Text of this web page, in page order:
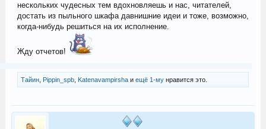
нескольких чудесных тем вдохновляешь и нас, читателей,
достать из пыльного шкафа давнишние идеи и тоже, возможно,
когда-нибудь решиться на их исполнение.
Жду отчетов!
Тайин, Pippin_spb, Katenavampirshaи ещё 1-мунравится это.